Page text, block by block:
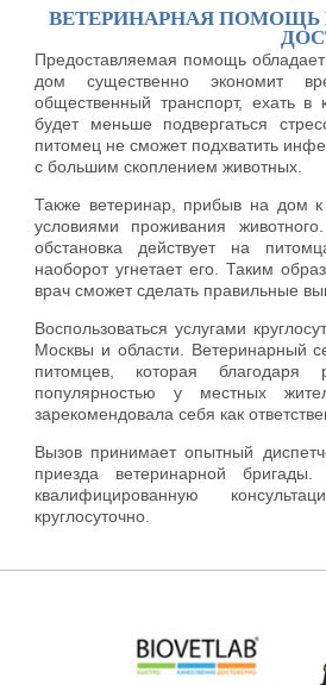
ВЕТЕРИНАРНАЯ
Предоставляемая помощь
дом существенно экономит
общественный транспорт, ехать в
будет меньше подвергаться
питомец не сможет подхватить
с большим скоплением животных.
Также ветеринар, прибыв на дом к
условиями проживания
обстановка действует на
наоборот угнетает его. Таким
врач сможет сделать правильные
Воспользоваться услугами
Москвы и области. Ветеринарный
питомцев, которая благодаря
популярностью у местных
зарекомендовала себя как
Вызов принимает опытный
приезда ветеринарной
квалифицированную
круглосуточно.